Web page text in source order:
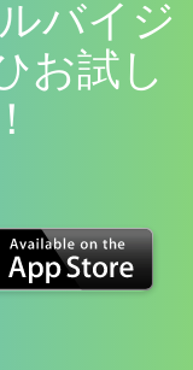
バイジ
お試し